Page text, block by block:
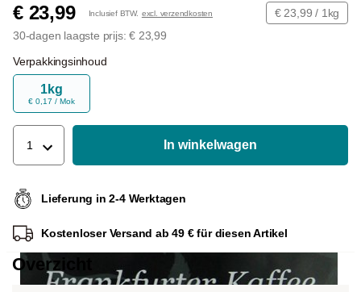
€ 23,99 Inclusief BTW. excl. verzendkosten
30-dagen laagste prijs: € 23,99
€ 23,99 / 1kg
Verpakkingsinhoud
1kg
€ 0,17 / Mok
1 In winkelwagen
Lieferung in 2-4 Werktagen
Kostenloser Versand ab 49 € für diesen Artikel
Overzicht